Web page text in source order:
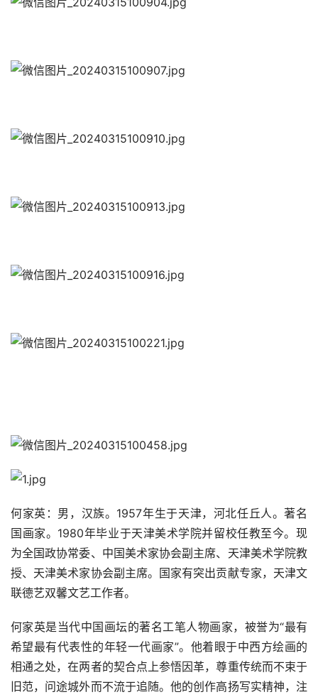
何家英：男，汉族。1957年生于天津，河北任丘人。著名
国画家。1980年毕业于天津美术学院并留校任教至今。现
为全国政协常委、中国美术家协会副主席、天津美术学院教
授、天津美术家协会副主席。国家有突出贡献专家，天津文
联德艺双馨文艺工作者。
何家英是当代中国画坛的著名工笔人物画家，被誉为“最有
希望最有代表性的年轻一代画家”。他着眼于中西方绘画的
相通之处，在两者的契合点上参悟因革，尊重传统而不束于
旧范，问途城外而不流于追随。他的创作高扬写实精神，注